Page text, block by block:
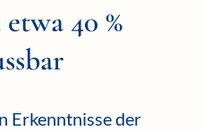
40 %
Erkenntnisse der